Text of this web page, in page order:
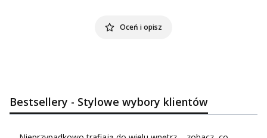
Oceń i opisz
Bestsellery - Stylowe wybory klientów